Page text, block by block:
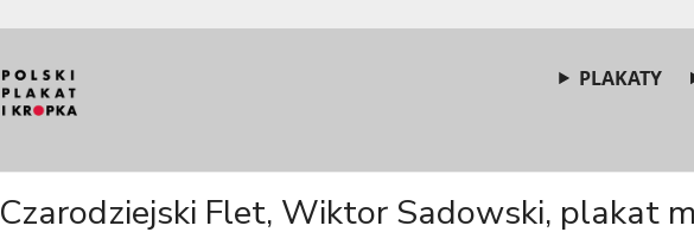
PLAKATY
Czarodziejski Flet, Wiktor Sadowski, plakat